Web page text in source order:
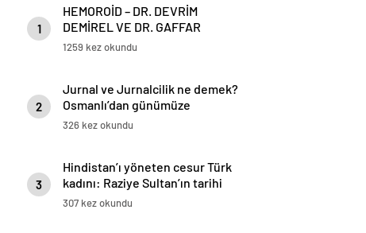
1
HEMOROİD – DR. DEVRİM
DEMİREL VE DR. GAFFAR
KARADOĞAN
1259 kez okundu
2
Jurnal ve Jurnalcilik ne demek?
Osmanlı’dan günümüze
ihbarcılık
326 kez okundu
3
Hindistan’ı yöneten cesur Türk
kadını: Raziye Sultan’ın tarihi
hikayesi
307 kez okundu